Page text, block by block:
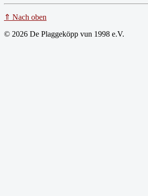
⇑ Nach oben
© 2026 De Plaggeköpp vun 1998 e.V.